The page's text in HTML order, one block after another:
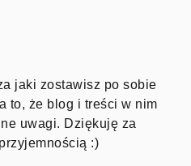
jaki zostawisz po sobie
to, że blog i treści w nim
uwagi. Dziękuję za
:)